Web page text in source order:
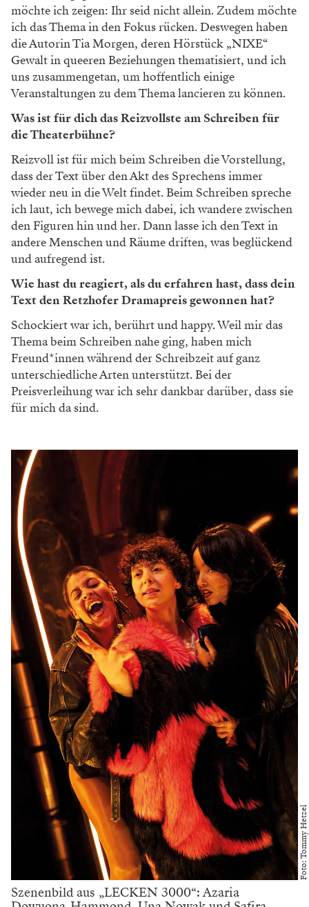
möchte ich zeigen: Ihr seid nicht allein. Zudem möchte
ich das Thema in den Fokus rücken. Deswegen haben
die Autorin Tia Morgen, deren Hörstück „NIXE“
Gewalt in queeren Beziehungen thematisiert, und ich
uns zusammengetan, um hoffentlich einige
Veranstaltungen zu dem Thema lancieren zu können.
Was ist für dich das Reizvollste am Schreiben für
die Theaterbühne?
Reizvoll ist für mich beim Schreiben die Vorstellung,
dass der Text über den Akt des Sprechens immer
wieder neu in die Welt findet. Beim Schreiben spreche
ich laut, ich bewege mich dabei, ich wandere zwischen
den Figuren hin und her. Dann lasse ich den Text in
andere Menschen und Räume driften, was beglückend
und aufregend ist.
Wie hast du reagiert, als du erfahren hast, dass dein
Text den Retzhofer Dramapreis gewonnen hat?
Schockiert war ich, berührt und happy. Weil mir das
Thema beim Schreiben nahe ging, haben mich
Freund*innen während der Schreibzeit auf ganz
unterschiedliche Arten unterstützt. Bei der
Preisverleihung war ich sehr dankbar darüber, dass sie
für mich da sind.
Foto: Tommy Hetzel
Szenenbild aus „LECKEN 3000“: Azaria